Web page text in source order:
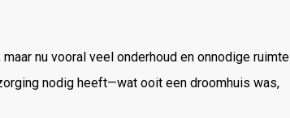
nu vooral veel onderhoud en onnodige ruimte
nodig heeft—wat ooit een droomhuis was,